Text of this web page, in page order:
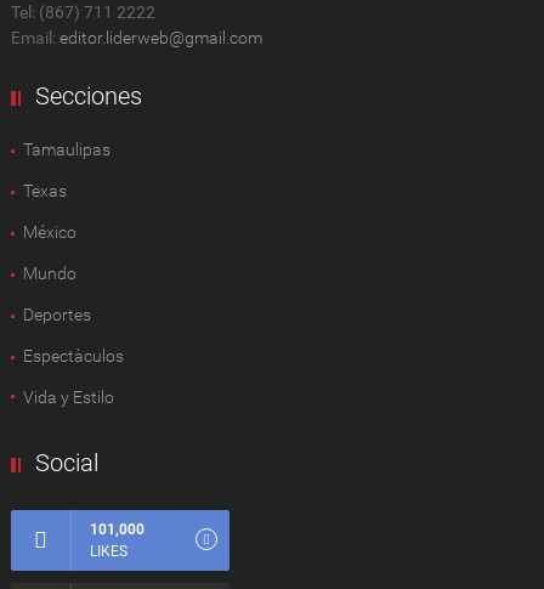
Tel: (867) 711 2222
Email: editor.liderweb@gmail.com
Secciones
Tamaulipas
Texas
México
Mundo
Deportes
Espectàculos
Vida y Estilo
Social
101,000
LIKES